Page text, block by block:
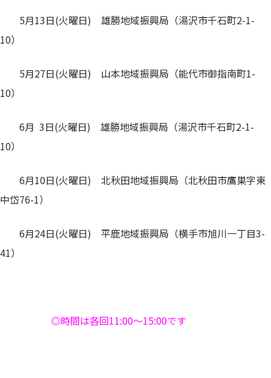
5月13日(火曜日) 雄勝地域振興局（湯沢市千石町2-1-
10）
5月27日(火曜日) 山本地域振興局（能代市御指南町1-
10）
6月 3日(火曜日) 雄勝地域振興局（湯沢市千石町2-1-
10）
6月10日(火曜日) 北秋田地域振興局（北秋田市鷹巣字東
中岱76-1）
6月24日(火曜日) 平鹿地域振興局（横手市旭川一丁目3-
41）
◎時間は各回11:00～15:00です